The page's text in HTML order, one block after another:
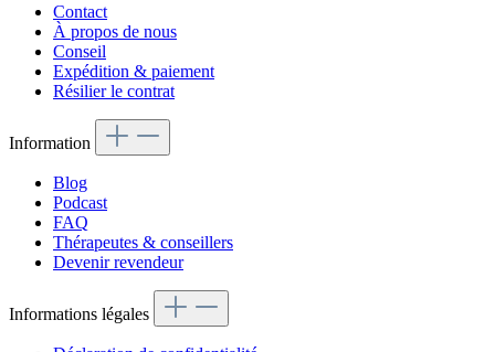
Contact
À propos de nous
Conseil
Expédition & paiement
Résilier le contrat
Information
Blog
Podcast
FAQ
Thérapeutes & conseillers
Devenir revendeur
Informations légales